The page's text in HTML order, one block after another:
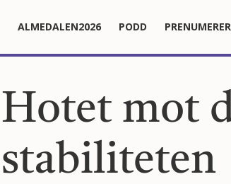
ALMEDALEN2026 PODD
Hotet mot
stabiliteten